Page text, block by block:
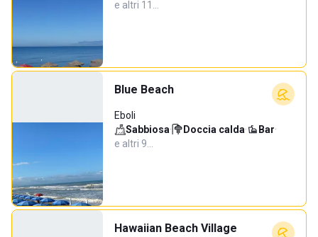
e altri 11…
Blue Beach
Eboli
Sabbiosa· Doccia calda· Bar·
e altri 9…
Hawaiian Beach Village